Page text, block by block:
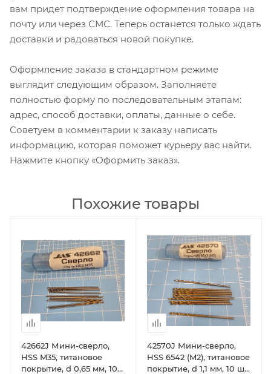
вам придет подтверждение оформления товара на
почту или через СМС. Теперь останется только ждать
доставки и радоваться новой покупке.
Оформление заказа в стандартном режиме
выглядит следующим образом. Заполняете
полностью форму по последовательным этапам:
адрес, способ доставки, оплаты, данные о себе.
Советуем в комментарии к заказу написать
информацию, которая поможет курьеру вас найти.
Нажмите кнопку «Оформить заказ».
Похожие товары
42662J Мини-сверло,
HSS M35, титановое
покрытие, d 0,65 мм, 10
42570J Мини-сверло,
HSS 6542 (M2), титановое
покрытие, d 1,1 мм, 10 шт.